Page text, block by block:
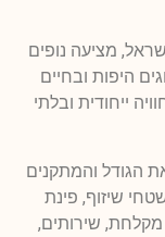
מציעה נופים
היפות ובחיים
ייחודית ובלתי
הגודל והמתקנים
שיזוף, פינת
מקלחת, שירותים,